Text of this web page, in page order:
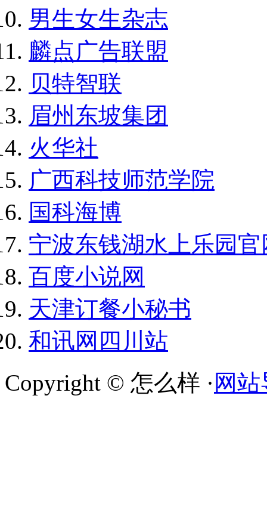
男生女生杂志
麟点广告联盟
贝特智联
眉州东坡集团
火华社
广西科技师范学院
国科海博
宁波东钱湖水上乐园官
百度小说网
天津订餐小秘书
和讯网四川站
Copyright © 怎么样 · 网